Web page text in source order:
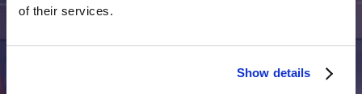
of their services.
Show details